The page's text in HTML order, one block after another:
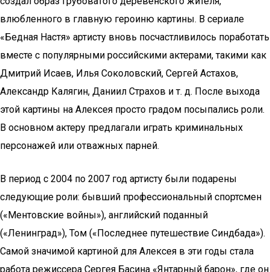
влюбленного в главную героиню картины. В сериале
«Бедная Настя» артисту вновь посчастливилось поработать
вместе с популярными российскими актерами, такими как
Дмитрий Исаев, Илья Соколовский, Сергей Астахов,
Александр Калягин, Даниил Страхов и т. д. После выхода
этой картины на Алексея просто градом посыпались роли.
В основном актеру предлагали играть криминальных
персонажей или отважных парней.
В период с 2004 по 2007 год артисту были подарены
следующие роли: бывший профессиональный спортсмен
(«Ментовские войны»), английский поданный
(«Ленинград»), Том («Последнее путешествие Синдбада»).
Самой значимой картиной для Алексея в эти годы стала
работа режиссера Сергея Басина «Янтарный барон», где он